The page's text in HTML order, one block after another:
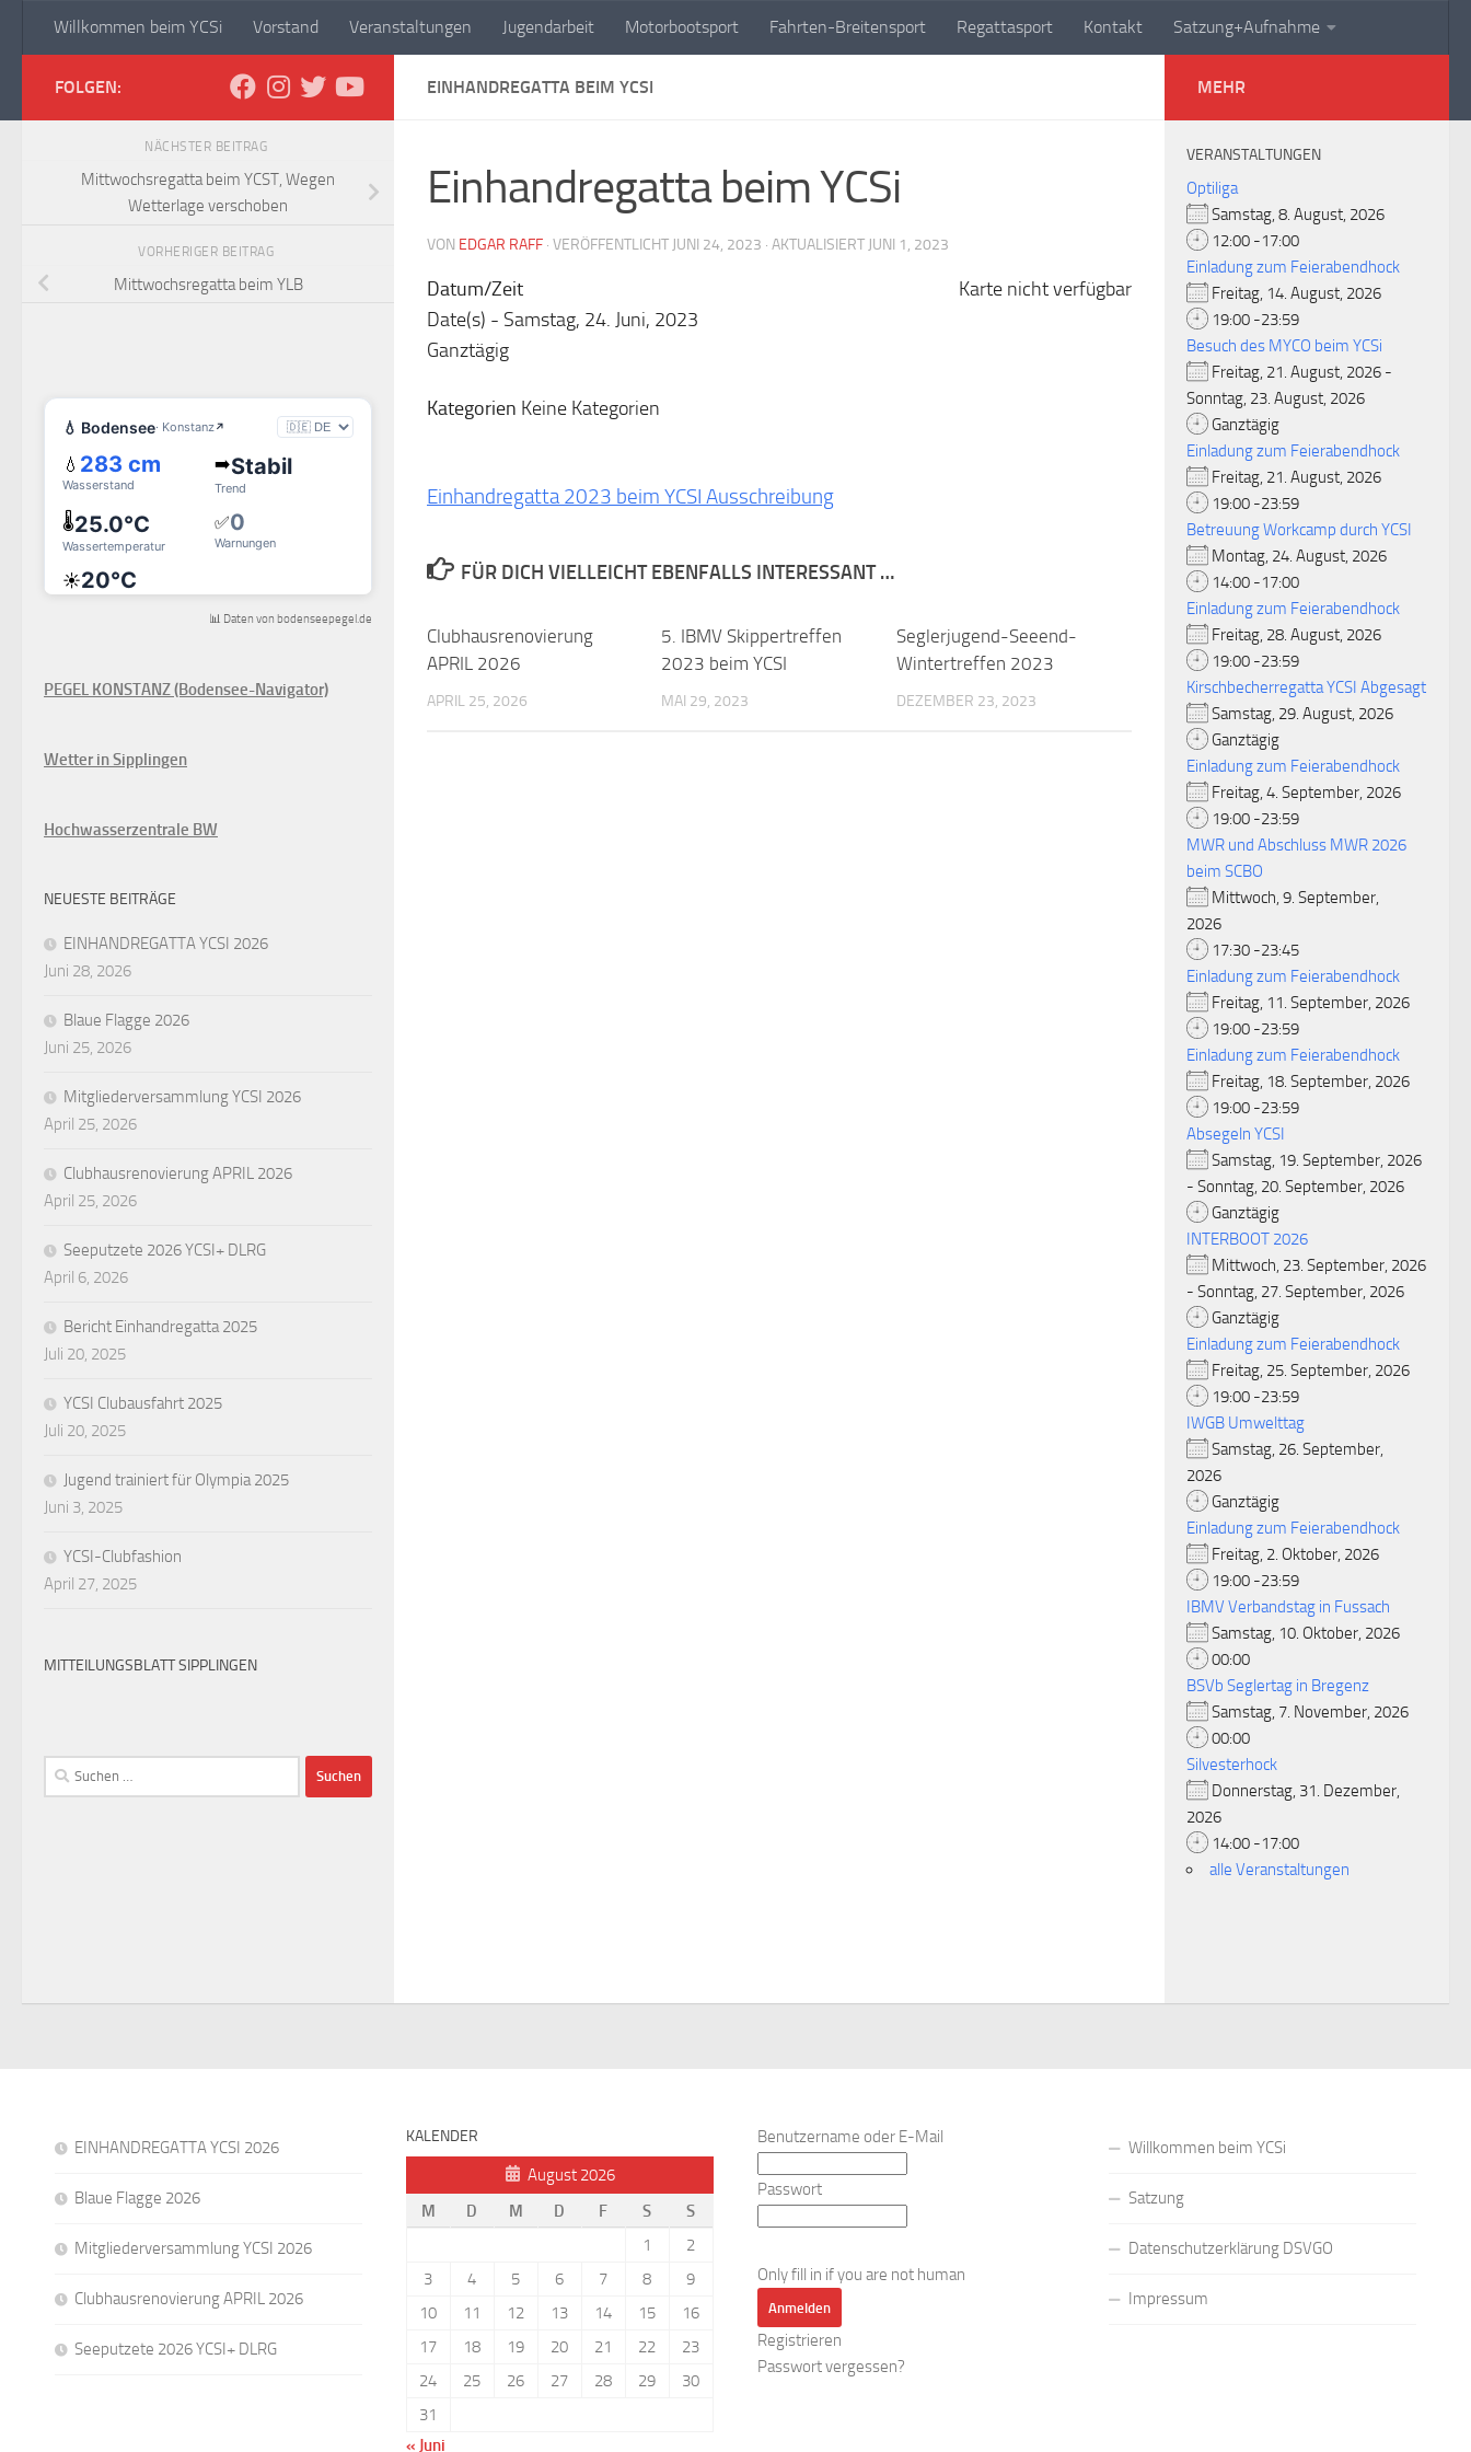
Zum Inhalt springen
Yachtclub Sipplingen
Willkommen beim YCSi Vorstand Veranstaltungen Jugendarbeit Motorbootsport Fahrten-Breitensport Regattasport Kontakt Satzung+Aufnahme
EINHANDREGATTA BEIM YCSI
Einhandregatta beim YCSi
VON EDGAR RAFF · VERÖFFENTLICHT JUNI 24, 2023 · AKTUALISIERT JUNI 1, 2023
Karte nicht verfügbar
Datum/Zeit
Date(s) - Samstag, 24. Juni, 2023
Ganztägig
Kategorien Keine Kategorien
Einhandregatta 2023 beim YCSI Ausschreibung
FÜR DICH VIELLEICHT EBENFALLS INTERESSANT …
Clubhausrenovierung
APRIL 2026
APRIL 25, 2026
5. IBMV Skippertreffen
2023 beim YCSI
MAI 29, 2023
Seglerjugend-Seeend-
Wintertreffen 2023
DEZEMBER 23, 2023
FOLGEN:
NÄCHSTER BEITRAG
Mittwochsregatta beim YCST, Wegen
Wetterlage verschoben
VORHERIGER BEITRAG
Mittwochsregatta beim YLB
📊 Daten von bodenseepegel.de
PEGEL KONSTANZ (Bodensee-Navigator)
Wetter in Sipplingen
Hochwasserzentrale BW
NEUESTE BEITRÄGE
EINHANDREGATTA YCSI 2026
Juni 28, 2026
Blaue Flagge 2026
Juni 25, 2026
Mitgliederversammlung YCSI 2026
April 25, 2026
Clubhausrenovierung APRIL 2026
April 25, 2026
Seeputzete 2026 YCSI+ DLRG
April 6, 2026
Bericht Einhandregatta 2025
Juli 20, 2025
YCSI Clubausfahrt 2025
Juli 20, 2025
Jugend trainiert für Olympia 2025
Juni 3, 2025
YCSI-Clubfashion
April 27, 2025
MITTEILUNGSBLATT SIPPLINGEN
Suchen
nach:
MEHR
VERANSTALTUNGEN
Optiliga
Samstag, 8. August, 2026
12:00 -17:00
Einladung zum Feierabendhock
Freitag, 14. August, 2026
19:00 -23:59
Besuch des MYCO beim YCSi
Freitag, 21. August, 2026 -
Sonntag, 23. August, 2026
Ganztägig
Einladung zum Feierabendhock
Freitag, 21. August, 2026
19:00 -23:59
Betreuung Workcamp durch YCSI
Montag, 24. August, 2026
14:00 -17:00
Einladung zum Feierabendhock
Freitag, 28. August, 2026
19:00 -23:59
Kirschbecherregatta YCSI Abgesagt
Samstag, 29. August, 2026
Ganztägig
Einladung zum Feierabendhock
Freitag, 4. September, 2026
19:00 -23:59
MWR und Abschluss MWR 2026
beim SCBO
Mittwoch, 9. September,
2026
17:30 -23:45
Einladung zum Feierabendhock
Freitag, 11. September, 2026
19:00 -23:59
Einladung zum Feierabendhock
Freitag, 18. September, 2026
19:00 -23:59
Absegeln YCSI
Samstag, 19. September, 2026
- Sonntag, 20. September, 2026
Ganztägig
INTERBOOT 2026
Mittwoch, 23. September, 2026
- Sonntag, 27. September, 2026
Ganztägig
Einladung zum Feierabendhock
Freitag, 25. September, 2026
19:00 -23:59
IWGB Umwelttag
Samstag, 26. September,
2026
Ganztägig
Einladung zum Feierabendhock
Freitag, 2. Oktober, 2026
19:00 -23:59
IBMV Verbandstag in Fussach
Samstag, 10. Oktober, 2026
00:00
BSVb Seglertag in Bregenz
Samstag, 7. November, 2026
00:00
Silvesterhock
Donnerstag, 31. Dezember,
2026
14:00 -17:00
alle Veranstaltungen
EINHANDREGATTA YCSI 2026
Blaue Flagge 2026
Mitgliederversammlung YCSI 2026
Clubhausrenovierung APRIL 2026
Seeputzete 2026 YCSI+ DLRG
KALENDER
August 2026
M
D M D F S
S
1
2
3
4 5 6 7 8
9
10
11 12 13 14 15
16
17
18 19 20 21 22
23
24
25 26 27 28 29
30
31
« Juni
Benutzername oder E-Mail
Passwort
Only fill in if you are not human
Registrieren
Passwort vergessen?
Willkommen beim YCSi
Satzung
Datenschutzerklärung DSVGO
Impressum